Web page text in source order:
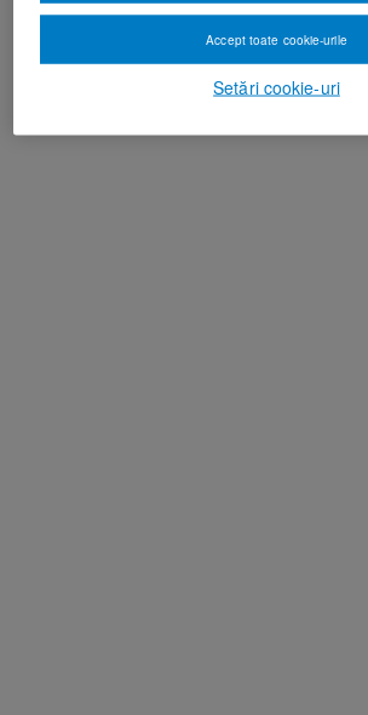
Setări cookie-uri
Accept toate cookie-urile